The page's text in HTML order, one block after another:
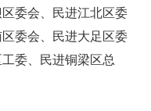
委会、民进江北区委
委会、民进大足区委
委、民进铜梁区总